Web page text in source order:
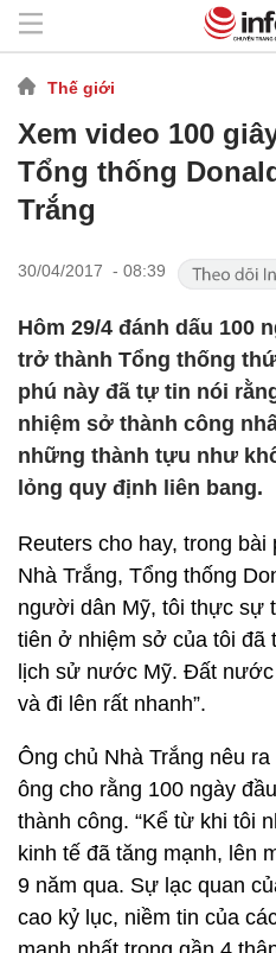
Thế giới
Xem video 100
Tổng thống
Trắng
30/04/2017 - 08:39
Hôm 29/4 đánh dấu 100
trở thành Tổng thống
phú này đã tự tin nói
nhiệm sở thành công
những thành tựu như
lỏng quy định liên bang.
Reuters cho hay, trong bài
Nhà Trắng, Tổng thống
người dân Mỹ, tôi thực sự
tiên ở nhiệm sở của tôi đã
lịch sử nước Mỹ. Đất
và đi lên rất nhanh”.
Ông chủ Nhà Trắng nêu
ông cho rằng 100 ngày
thành công. “Kể từ khi tôi
kinh tế đã tăng mạnh, lên
9 năm qua. Sự lạc quan
cao kỷ lục, niềm tin của